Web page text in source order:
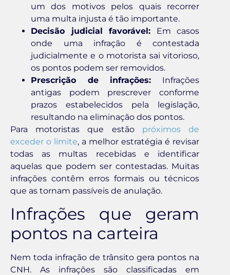
um dos motivos pelos quais recorrer
uma multa injusta é tão importante.
Decisão judicial favorável: Em casos
onde uma infração é contestada
judicialmente e o motorista sai vitorioso,
os pontos podem ser removidos.
Prescrição de infrações: Infrações
antigas podem prescrever conforme
prazos estabelecidos pela legislação,
resultando na eliminação dos pontos.
Para motoristas que estão próximos de
exceder o limite, a melhor estratégia é revisar
todas as multas recebidas e identificar
aquelas que podem ser contestadas. Muitas
infrações contêm erros formais ou técnicos
que as tornam passíveis de anulação.
Infrações que geram
pontos na carteira
Nem toda infração de trânsito gera pontos na
CNH. As infrações são classificadas em